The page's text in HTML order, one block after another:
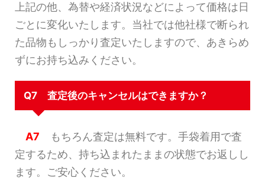
上記の他、為替や経済状況などによって価格は日
ごとに変化いたします。当社では他社様で断られ
た品物もしっかり査定いたしますので、あきらめ
ずにお持ち込みください。
Q7 査定後のキャンセルはできますか？
A7 もちろん査定は無料です。手袋着用で査
定するため、持ち込まれたままの状態でお返しし
ます。ご安心ください。